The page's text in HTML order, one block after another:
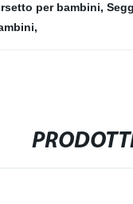
per bambini,
,